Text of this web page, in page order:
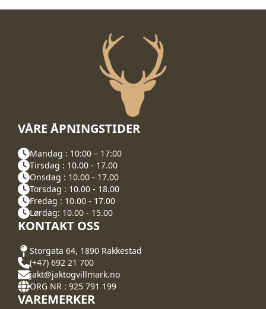
VÅRE ÅPNINGSTIDER
Mandag : 10:00 – 17:00
Tirsdag : 10.00 - 17.00
Onsdag : 10.00 - 17.00
Torsdag : 10.00 - 18.00
Fredag : 10.00 - 17.00
Lørdag: 10.00 - 15.00
KONTAKT OSS
Storgata 64, 1890 Rakkestad
(+47) 692 21 700
jakt@jaktogvillmark.no
ORG NR : 925 791 199
VAREMERKER